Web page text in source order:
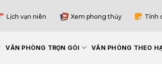
Lịch vạn niên Xem phong thủy Tính
VĂN PHÒNG TRỌN GÓI VĂN PHÒNG THEO